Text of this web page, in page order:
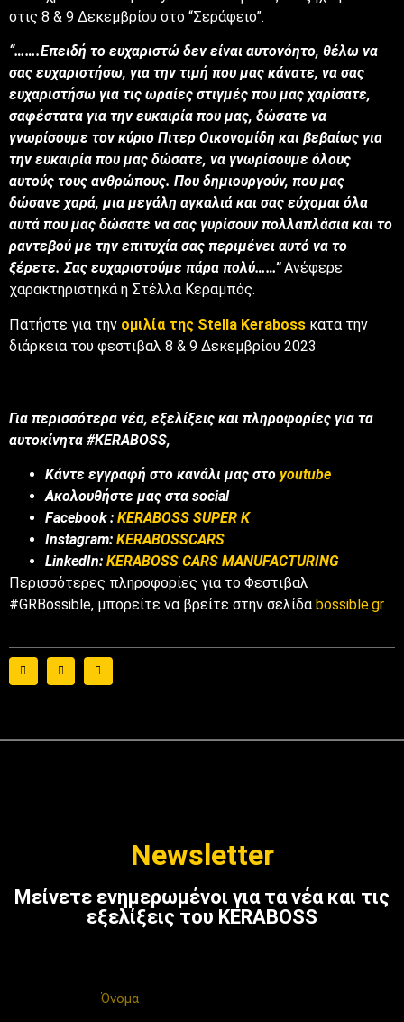
στις 8 & 9 Δεκεμβρίου στο “Σεράφειο”.
“…….Επειδή το ευχαριστώ δεν είναι αυτονόητο, θέλω να
σας ευχαριστήσω, για την τιμή που μας κάνατε, να σας
ευχαριστήσω για τις ωραίες στιγμές που μας χαρίσατε,
σαφέστατα για την ευκαιρία που μας, δώσατε να
γνωρίσουμε τον κύριο Πιτερ Οικονομίδη και βεβαίως για
την ευκαιρία που μας δώσατε, να γνωρίσουμε όλους
αυτούς τους ανθρώπους. Που δημιουργούν, που μας
δώσανε χαρά, μια μεγάλη αγκαλιά και σας εύχομαι όλα
αυτά που μας δώσατε να σας γυρίσουν πολλαπλάσια και το
ραντεβού με την επιτυχία σας περιμένει αυτό να το
ξέρετε. Σας ευχαριστούμε πάρα πολύ……”Ανέφερε
χαρακτηριστηκά η Στέλλα Κεραμπός.
Πατήστε για την ομιλία της Stella Keraboss κατα την
διάρκεια του φεστιβαλ 8 & 9 Δεκεμβρίου 2023
Για περισσότερα νέα, εξελίξεις και πληροφορίες για τα
αυτοκίνητα #KERABOSS,
Κάντε εγγραφή στο κανάλι μας στο youtube
Ακολουθήστε μας στα social
Facebook : KERABOSS SUPER K
Instagram: KERABOSSCARS
LinkedIn: KERABOSS CARS MANUFACTURING
Περισσότερες πληροφορίες για το Φεστιβαλ
#GRBossible, μπορείτε να βρείτε στην σελίδα bossible.gr
Newsletter
Μείνετε ενημερωμένοι για τα νέα και τις
εξελίξεις του KERABOSS